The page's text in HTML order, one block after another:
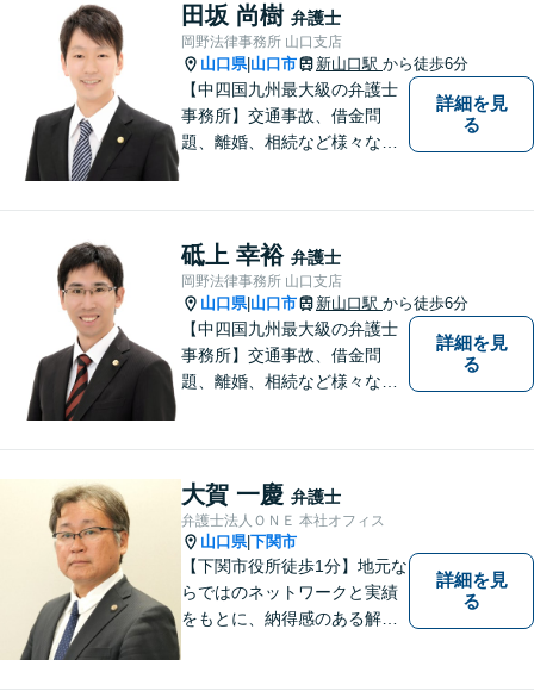
田坂 尚樹 弁護士
岡野法律事務所 山口支店
山口県| 山口市 新山口駅 から徒歩6分
【中四国九州最大級の弁護士
事務所】交通事故、借金問
題、離婚、相続など様々な問
い！
詳細を見
る
砥上 幸裕 弁護士
岡野法律事務所 山口支店
山口県| 山口市 新山口駅 から徒歩6分
【中四国九州最大級の弁護士
事務所】交通事故、借金問
題、離婚、相続など様々な問
い！
詳細を見
る
大賀 一慶 弁護士
弁護士法人ＯＮＥ 本社オフィス
山口県|下関市
【下関市役所徒歩1分】地元な
らではのネットワークと実績
をもとに、納得感のある解決
詳細を見
る